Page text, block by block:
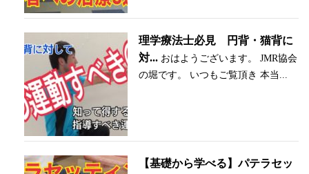
理学療法士必見 円背・猫背に
対... おはようございます。 JMR協会
の堀です。 いつもご覧頂き 本当...
【基礎から学べる】パテラセッ